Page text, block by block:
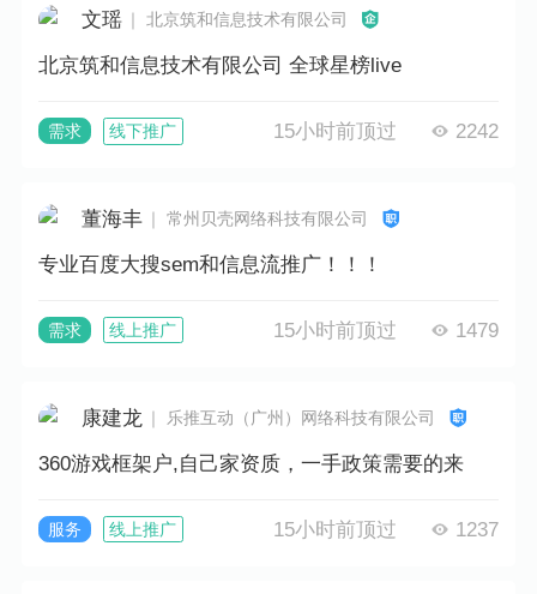
文瑶 ｜ 北京筑和信息技术有限公司
北京筑和信息技术有限公司 全球星榜live
需求 线下推广 15小时前顶过 2242
董海丰 ｜ 常州贝壳网络科技有限公司
专业百度大搜sem和信息流推广！！！
需求 线上推广 15小时前顶过 1479
康建龙 ｜ 乐推互动（广州）网络科技有限公司
360游戏框架户,自己家资质，一手政策需要的来
服务 线上推广 15小时前顶过 1237